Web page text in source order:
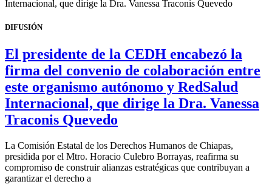
DIFUSIÓN
El presidente de la CEDH encabezó la
firma del convenio de colaboración entre
este organismo autónomo y RedSalud
Internacional, que dirige la Dra. Vanessa
Traconis Quevedo
La Comisión Estatal de los Derechos Humanos de Chiapas,
presidida por el Mtro. Horacio Culebro Borrayas, reafirma su
compromiso de construir alianzas estratégicas que contribuyan a
garantizar el derecho a